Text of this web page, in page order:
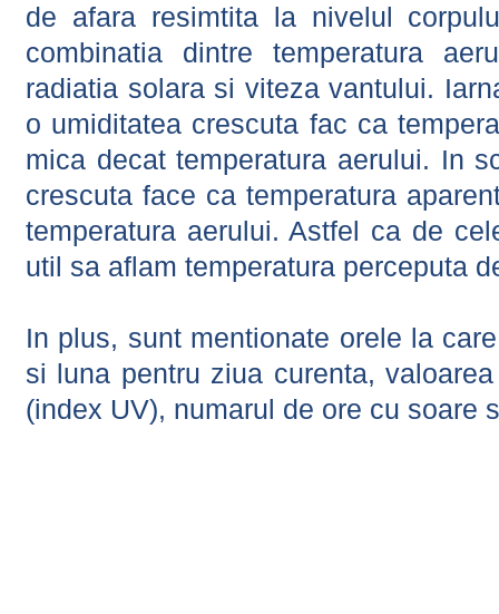
de afara resimtita la nivelul
combinatia dintre temperatura
radiatia solara si viteza vantului.
o umiditatea crescuta fac ca
mica decat temperatura aerului. In
crescuta face ca temperatura
temperatura aerului. Astfel ca de
util sa aflam temperatura perceputa
In plus, sunt mentionate orele la
si luna pentru ziua curenta,
(index UV), numarul de ore cu soare